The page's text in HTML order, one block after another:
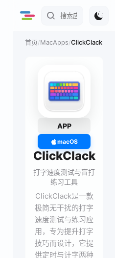
首页/MacApps/ClickClack
APP
macOS
ClickClack
打字速度测试与盲打
练习工具
ClickClack是一款
极简无干扰的打字
速度测试与练习应
用，专为提升打字
技巧而设计，它提
供定时与计字两种